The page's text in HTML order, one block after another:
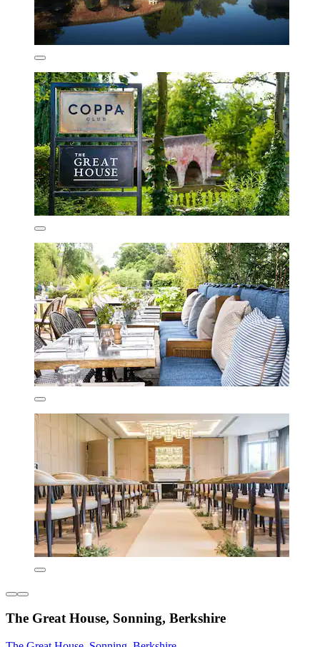
The Great House, Sonning, Berkshire